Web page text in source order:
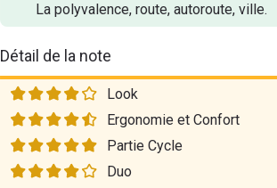
La polyvalence, route, autoroute, ville.
Détail de la note
Look
Ergonomie et Confort
Partie Cycle
Duo